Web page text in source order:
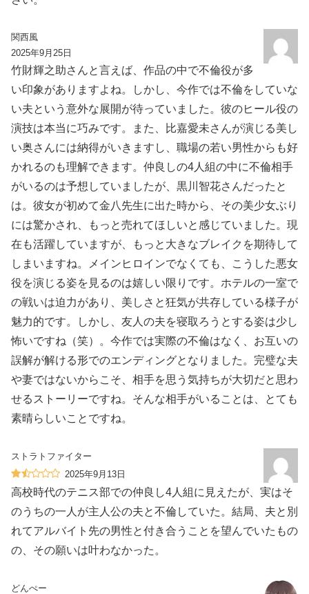
関西風
2025年9月25日
竹財輝之助さんと言えば、作品の中で不倫役が多
い印象がありますよね。しかし、今作では不倫をしていな
い夫という意外な展開が待っていました。彼のヒール役の
演技は本当に巧みです。また、比嘉愛未さんが演じる美し
い奥さんには納得がいきますし、職場の若い男性からも好
かれるのも理解できます。仲良しの4人組の中に不倫相手
がいるのは予想していましたが、黒川智花さんだったと
は。彼女が初めて金八先生に出た時から、その美少女ぶり
には驚かされ、もっと売れてほしいと感じていました。現
在も活躍していますが、もっと大きなブレイクを期待して
しまいますね。メインヒロインでなくても、こうした悪女
役を演じる姿を見るのは嬉しい限りです。ホテルの一室で
の戦いは迫力があり、美しさと狂気が共存している様子が
魅力的です。しかし、友人の夫を寝取ろうとする姿は少し
怖いですね（笑）。今作では実際の不倫はなく、お互いの
誤解が解ける形でのエンディングとなりました。完璧な夫
や妻ではないからこそ、相手を思う気持ちが大切だと思わ
せるストーリーですね。そんな相手がいることは、とても
素晴らしいことですね。
ストラトファイター
2025年9月13日
高校時代のテニス部での仲良し4人組に見えたが、実はそ
のうちの一人が主人公の夫と不倫していた。結局、夫と別
れてアルバイト先の男性と付き合うことを望んでいたもの
の、その願いは叶わなかった。
どんぺー